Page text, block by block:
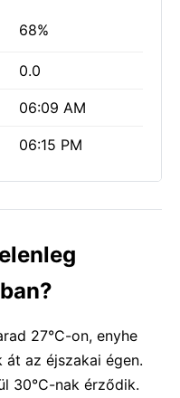
68%
0.0
06:09 AM
06:15 PM
27°C-on, enyhe
át az éjszakai égen.
30°C-nak érződik.